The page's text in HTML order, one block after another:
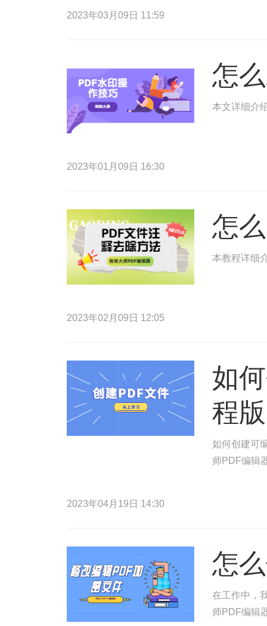
2023年03月09日 11:59
怎
本文详细介
2023年01月09日 16:30
怎
本教程详细
2023年02月09日 12:05
如
程版
如何创建可
师PDF编辑
2023年04月19日 14:30
怎
在工作中，
师PDF编辑